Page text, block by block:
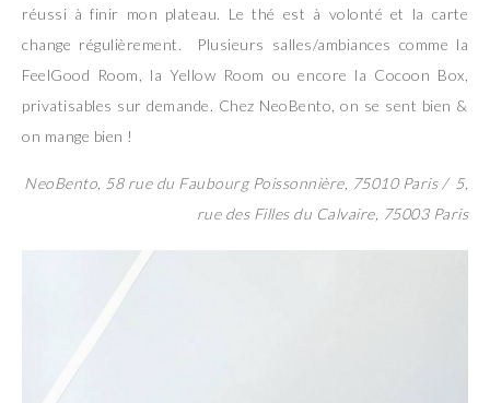
réussi à finir mon plateau. Le thé est à volonté et la carte
change régulièrement. Plusieurs salles/ambiances comme la
FeelGood Room, la Yellow Room ou encore la Cocoon Box,
privatisables sur demande. Chez NeoBento, on se sent bien &
on mange bien !
NeoBento, 58 rue du Faubourg Poissonnière, 75010 Paris / 5,
rue des Filles du Calvaire, 75003 Paris